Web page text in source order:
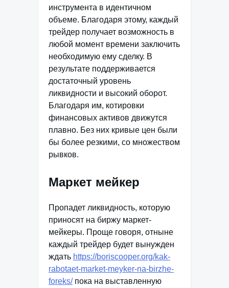
инструмента в идентичном
объеме. Благодаря этому, каждый
трейдер получает возможность в
любой момент времени заключить
необходимую ему сделку. В
результате поддерживается
достаточный уровень
ликвидности и высокий оборот.
Благодаря им, котировки
финансовых активов движутся
плавно. Без них кривые цен были
бы более резкими, со множеством
рывков.
Маркет мейкер
Пропадет ликвидность, которую
приносят на биржу маркет-
мейкеры. Проще говоря, отныне
каждый трейдер будет вынужден
ждать https://boriscooper.org/kak-
rabotaet-market-meyker-na-birzhe-
foreks/пока на выставленную